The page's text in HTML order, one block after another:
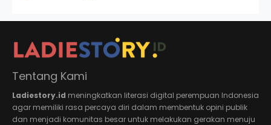
Tentang Kami
Ladiestory.id meningkatkan literasi digital perempuan Indonesia
agar memiliki rasa percaya diri dalam membentuk opini publik
dan menjadi komunitas besar untuk melakukan gerakan menuju